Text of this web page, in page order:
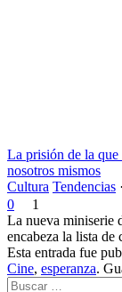
La prisión de la que
nosotros mismos
Cultura Tendencias ·
0
1
La nueva miniserie
encabeza la lista de
Esta entrada fue
Cine, esperanza.
Buscar